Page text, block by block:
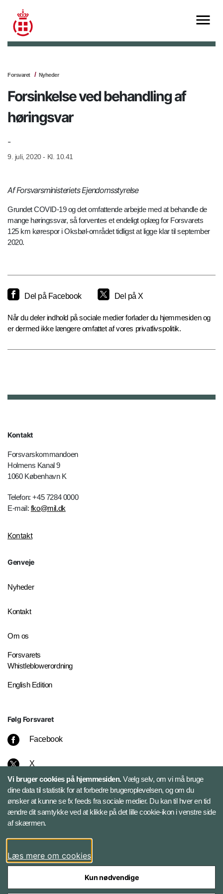
Forsvaret Nyheder
Forsinkelse ved behandling af
høringsvar
-
9. juli, 2020 - Kl. 10.41
Af Forsvarsministeriets Ejendomsstyrelse
Grundet COVID-19 og det omfattende arbejde med at behandle de
mange høringssvar, så forventes et endeligt oplæg for Forsvarets
125 km kørespor i Oksbøl-området tidligst at ligge klar til september
2020.
Del på Facebook Del på X
Når du deler indhold på sociale medier forlader du hjemmesiden og
er dermed ikke længere omfattet af vores privatlivspolitik.
Kontakt
Forsvarskommandoen
Holmens Kanal 9
1060 København K
Telefon: +45 7284 0000
E-mail: fko@mil.dk
Kontakt
Genveje
Nyheder
Kontakt
Om os
Forsvarets
Whistleblowerordning
English Edition
Følg Forsvaret
Facebook
X
Instagram
Bluesky
LinkedIn
Vi bruger cookies på hjemmesiden.Vælg selv, om vi må bruge
dine data til statistik for at forbedre brugeroplevelsen, og om du
ønsker at kunne se fx feeds fra sociale medier. Du kan til hver en tid
ændre dit samtykke ved at klikke på det lille cookie-ikon i venstre side
af skærmen.
Læs mere om cookies
Kun nødvendige